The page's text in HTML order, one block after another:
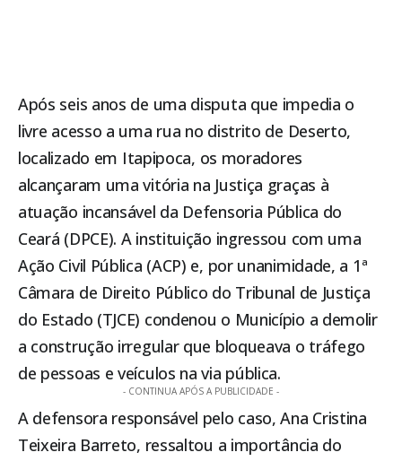
Após seis anos de uma disputa que impedia o
livre acesso a uma rua no distrito de Deserto,
localizado em Itapipoca, os moradores
alcançaram uma vitória na Justiça graças à
atuação incansável da Defensoria Pública do
Ceará (DPCE). A instituição ingressou com uma
Ação Civil Pública (ACP) e, por unanimidade, a 1ª
Câmara de Direito Público do Tribunal de Justiça
do Estado (TJCE) condenou o Município a demolir
a construção irregular que bloqueava o tráfego
de pessoas e veículos na via pública.
- CONTINUA APÓS A PUBLICIDADE -
A defensora responsável pelo caso, Ana Cristina
Teixeira Barreto, ressaltou a importância do